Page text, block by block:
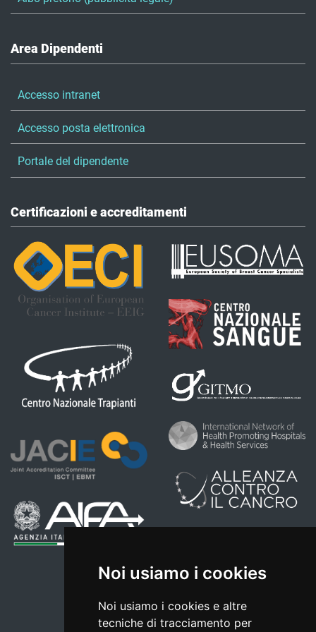
Noi usiamo i cookies
Noi usiamo i cookies e altre
tecniche di tracciamento per
Area Dipendenti
Accesso intranet
Accesso posta elettronica
Portale del dipendente
Certificazioni e accreditamenti